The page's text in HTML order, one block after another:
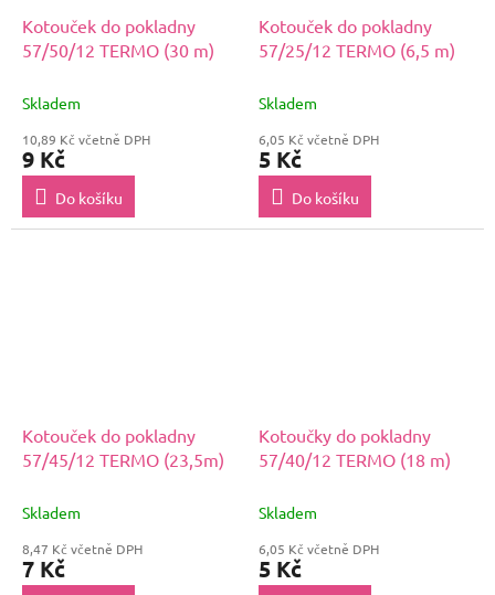
Kotouček do pokladny
57/50/12 TERMO (30 m)
Skladem
10,89 Kč včetně DPH
9 Kč
Do košíku
Kotouček do pokladny
57/25/12 TERMO (6,5 m)
Skladem
6,05 Kč včetně DPH
5 Kč
Do košíku
Kotouček do pokladny
57/45/12 TERMO (23,5m)
Skladem
8,47 Kč včetně DPH
7 Kč
Kotoučky do pokladny
57/40/12 TERMO (18 m)
Skladem
6,05 Kč včetně DPH
5 Kč